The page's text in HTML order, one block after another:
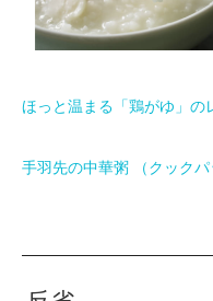
ほっと温まる「鶏がゆ」の
手羽先の中華粥 （クックパ